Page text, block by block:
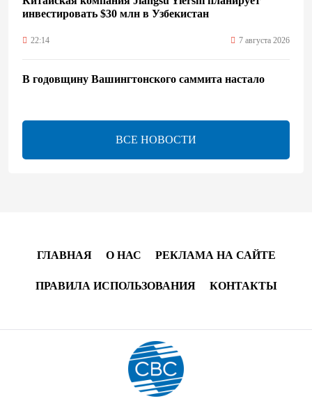
инвестировать $30 млн в Узбекистан
22:14 7 августа 2026
В годовщину Вашингтонского саммита настало
Минфин Азербайджана отчитался о работе,
проделанной в I полугодии
17:20 7 августа 2026
PASHA Holding продолжает успешную реализацию
проекта «Fərqindəlik», который был запущен в 2025
ВСЕ НОВОСТИ
ГЛАВНАЯ О НАС РЕКЛАМА НА САЙТЕ
ПРАВИЛА ИСПОЛЬЗОВАНИЯ КОНТАКТЫ